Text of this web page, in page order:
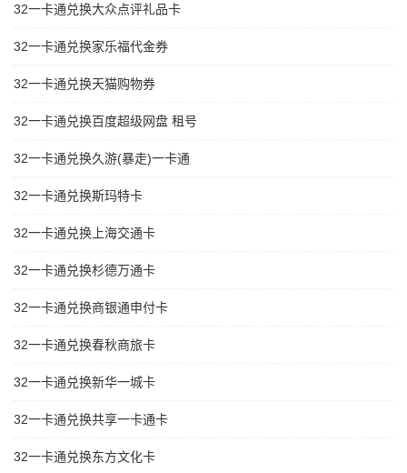
32一卡通兑换大众点评礼品卡
32一卡通兑换家乐福代金券
32一卡通兑换天猫购物券
32一卡通兑换百度超级网盘 租号
32一卡通兑换久游(暴走)一卡通
32一卡通兑换斯玛特卡
32一卡通兑换上海交通卡
32一卡通兑换杉德万通卡
32一卡通兑换商银通申付卡
32一卡通兑换春秋商旅卡
32一卡通兑换新华一城卡
32一卡通兑换共享一卡通卡
32一卡通兑换东方文化卡